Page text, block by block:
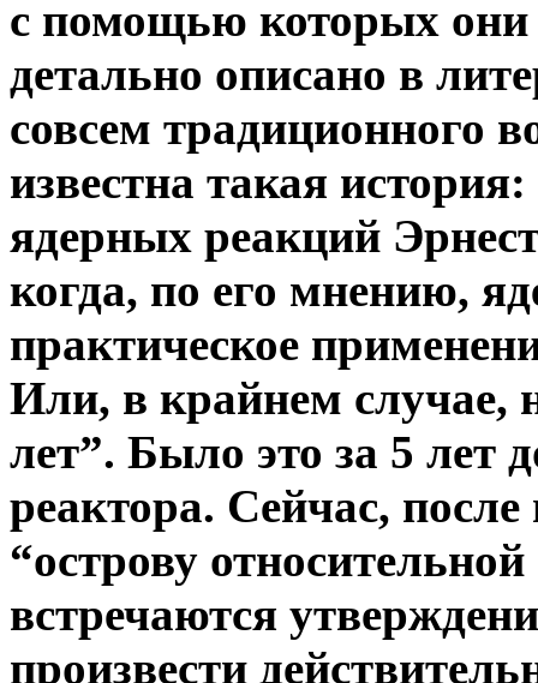
с помощью которых
детально описано в
совсем традиционного
известна такая
ядерных реакций
когда, по его мнению,
практическое
Или, в крайнем случае,
лет”. Было это за 5 лет
реактора. Сейчас,
“острову
встречаются
произвести